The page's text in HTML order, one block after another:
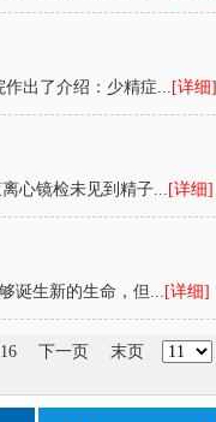
作出了介绍：少精症... [详细]
心镜检未见到精子... [详细]
诞生新的生命，但... [详细]
16 下一页 末页